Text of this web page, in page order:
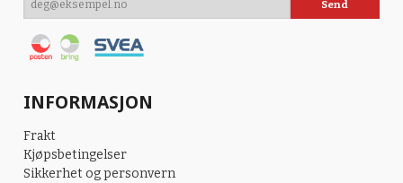
INFORMASJON
Frakt
Kjøpsbetingelser
Sikkerhet og personvern